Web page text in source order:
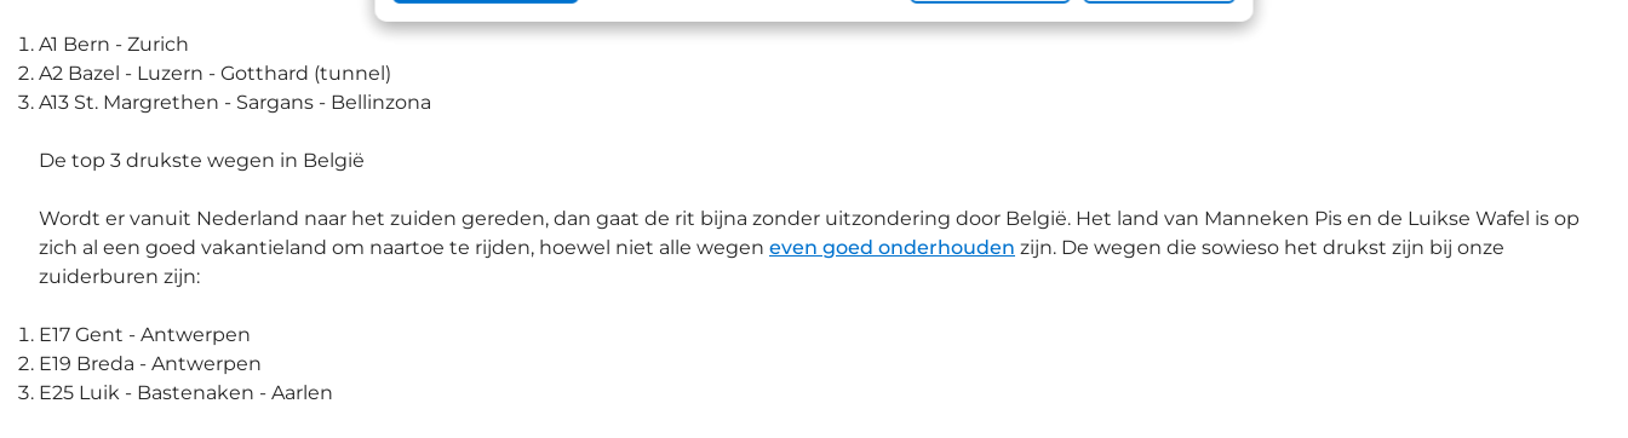
A1 Bern - Zurich
A2 Bazel - Luzern - Gotthard (tunnel)
A13 St. Margrethen - Sargans - Bellinzona
De top 3 drukste wegen in België
Wordt er vanuit Nederland naar het zuiden gereden, dan gaat de rit bijna zonder uitzondering door België. Het land van Manneken Pis en de Luikse Wafel is op
zich al een goed vakantieland om naartoe te rijden, hoewel niet alle wegen even goed onderhouden zijn. De wegen die sowieso het drukst zijn bij onze
zuiderburen zijn:
E17 Gent - Antwerpen
E19 Breda - Antwerpen
E25 Luik - Bastenaken - Aarlen